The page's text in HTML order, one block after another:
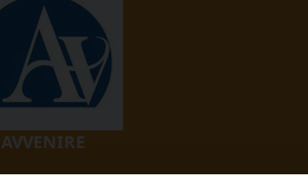
AVVENIRE